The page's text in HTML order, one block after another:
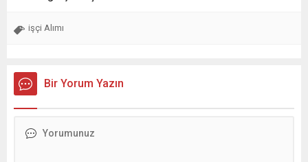
işçi Alımı
Bir Yorum Yazın